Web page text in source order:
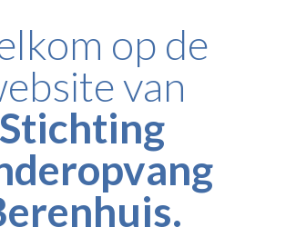
op de
van
Stichting